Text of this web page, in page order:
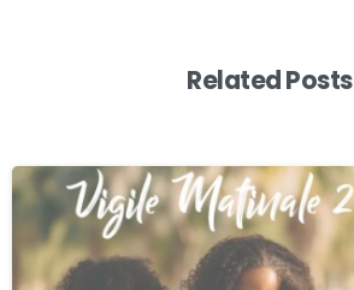
Related Posts